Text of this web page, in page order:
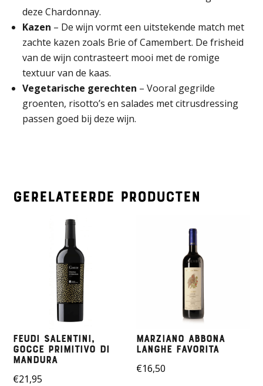
deze Chardonnay.
Kazen – De wijn vormt een uitstekende match met
zachte kazen zoals Brie of Camembert. De frisheid
van de wijn contrasteert mooi met de romige
textuur van de kaas.
Vegetarische gerechten – Vooral gegrilde
groenten, risotto’s en salades met citrusdressing
passen goed bij deze wijn.
Gerelateerde producten
Feudi Salentini,
Gocce Primitivo di
Mandura
€21,95
Marziano Abbona
Langhe Favorita
€16,50